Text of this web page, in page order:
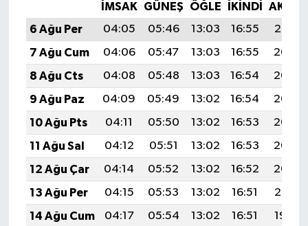
İMSAK GÜNEŞ ÖĞLE İKINDI
6 Ağu Per
04:05 05:46 13:03 16:55
20:10
7 Ağu Cum
04:06 05:47 13:03 16:55
20:08
8 Ağu Cts
04:08 05:48 13:03 16:54
20:07
9 Ağu Paz
04:09 05:49 13:02 16:54
20:06
10 Ağu Pts
04:11 05:50 13:02 16:53
20:05
11 Ağu Sal
04:12 05:51 13:02 16:53
20:03
12 Ağu Çar
04:14 05:52 13:02 16:52
20:02
13 Ağu Per
04:15 05:53 13:02 16:51
20:01
14 Ağu Cum
04:17 05:54 13:02 16:51
19:59